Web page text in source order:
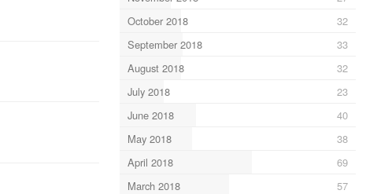
October 2018
32
September 2018
33
August 2018
32
July 2018
23
June 2018
40
May 2018
38
April 2018
69
March 2018
57